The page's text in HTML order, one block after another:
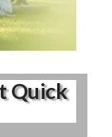
Quick